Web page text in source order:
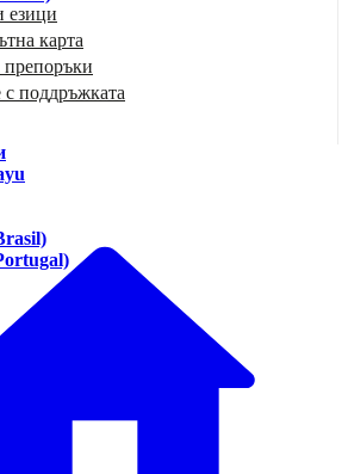
езици
карта
препоръки
поддръжката